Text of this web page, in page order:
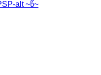
alt ~წ~